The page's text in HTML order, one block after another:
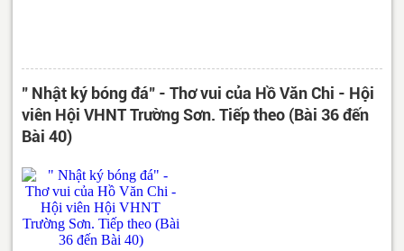
" Nhật ký bóng đá" - Thơ vui của Hồ Văn Chi - Hội
viên Hội VHNT Trường Sơn. Tiếp theo (Bài 36 đến
Bài 40)